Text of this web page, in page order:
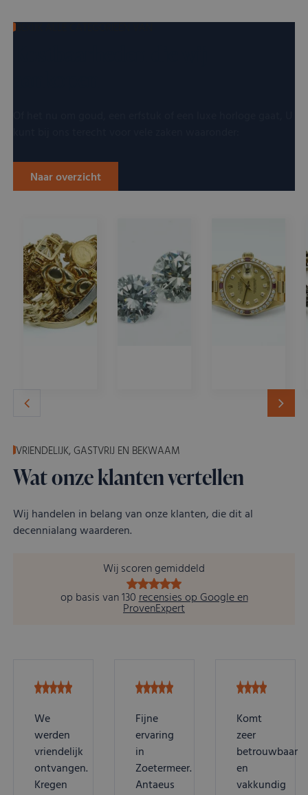
Naar overzicht
VRIENDELIJK, GASTVRIJ EN BEKWAAM
Wat onze klanten vertellen
Wij handelen in belang van onze klanten, die dit al
decennialang waarderen.
Wij scoren gemiddeld
op basis van 130recensies op Google en
ProvenExpert
We
werden
vriendelijk
ontvangen.
Kregen
Fijne
ervaring
in
Zoetermeer.
Antaeus
Komt
zeer
betrouwbaar
en
vakkundig